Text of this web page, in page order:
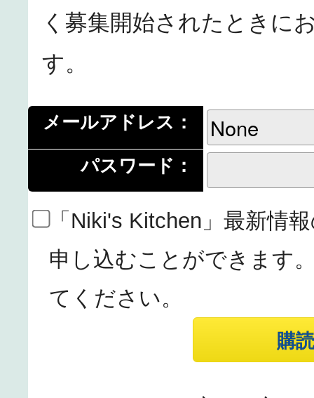
く募集開始されたときに
す。
メールアドレス：
パスワード：
「Niki's Kitchen」最新情
申し込むことができます
てください。